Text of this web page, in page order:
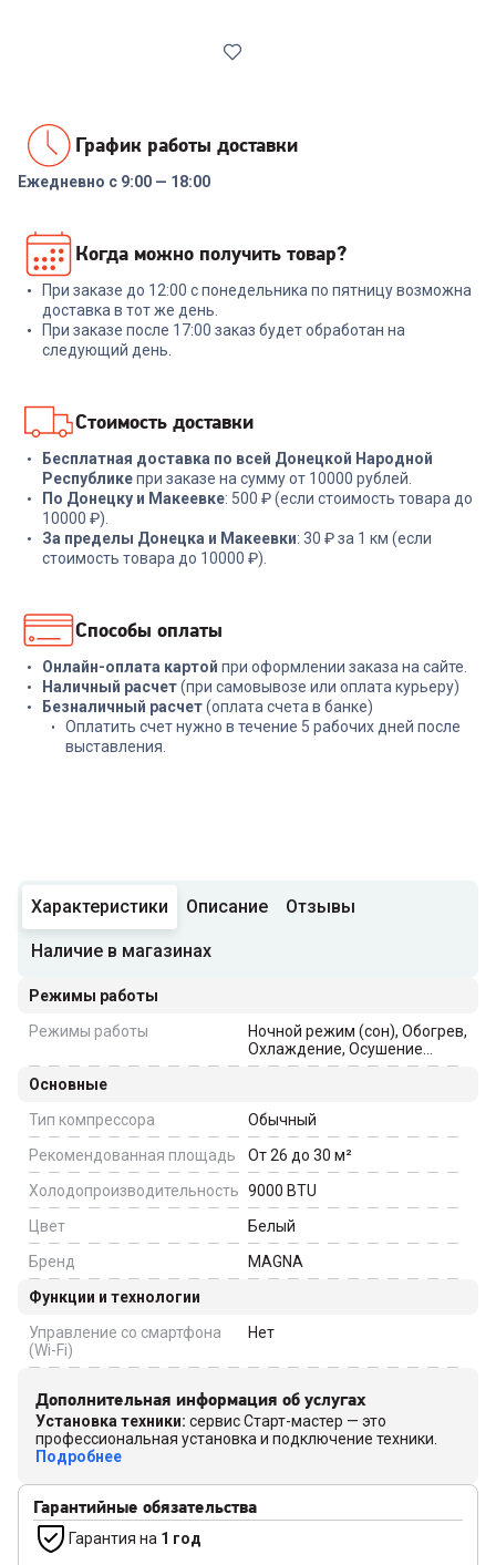
Реле напряжения Rucelf
SRW-16A 3кВА
+ 47 бонусов
1 599₽
График работы доставки
Ежедневно с 9:00 — 18:00
Когда можно получить товар?
При заказе до 12:00 с понедельника по пятницу возможна
доставка в тот же день.
При заказе после 17:00 заказ будет обработан на
следующий день.
Стоимость доставки
Бесплатная доставка по всей Донецкой Народной
Республикепри заказе на сумму от 10000 рублей.
По Донецку и Макеевке: 500 ₽ (если стоимость товара до
10000 ₽).
За пределы Донецка и Макеевки: 30 ₽ за 1 км (если
стоимость товара до 10000 ₽).
Способы оплаты
Онлайн-оплата картой при оформлении заказа на сайте.
Наличный расчет(при самовывозе или оплата курьеру)
Безналичный расчет(оплата счета в банке)
Оплатить счет нужно в течение 5 рабочих дней после
выставления.
Характеристики Описание Отзывы
Наличие в магазинах
Режимы работы
Режимы работы
Ночной режим (сон), Обогрев,
Охлаждение, Осушение
(дегидратация)
Основные
Тип компрессора
Обычный
Рекомендованная площадь
От 26 до 30 м²
Холодопроизводительность 9000 BTU
Цвет
Белый
Бренд
MAGNA
Функции и технологии
Управление со смартфона
(Wi-Fi)
Нет
Дополнительная информация об услугах
Установка техники: сервис Старт-мастер — это
профессиональная установка и подключение техники.
Подробнее
Гарантийные обязательства
Гарантия на 1 год